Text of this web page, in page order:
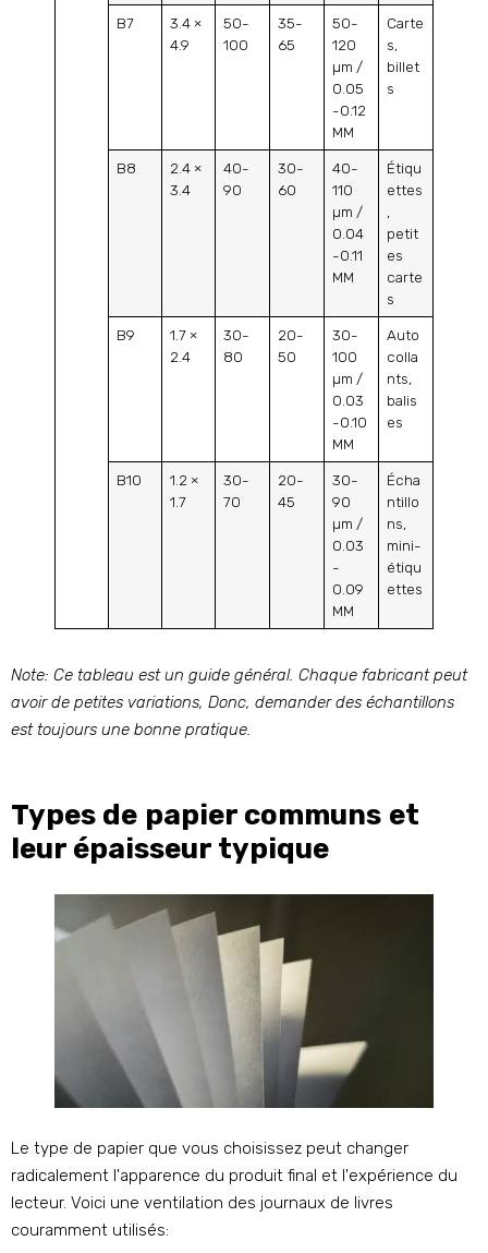
B7
3.4 ×
4.9
50-
100
35-
65
50-
120
µm /
0.05
-0.12
MM
Carte
s,
billet
s
B8
2.4 ×
3.4
40-
90
30-
60
40-
110
µm /
0.04
-0.11
MM
Étiqu
ettes
,
petit
es
carte
s
B9
1.7 ×
2.4
30-
80
20-
50
30-
100
µm /
0.03
-0.10
MM
Auto
colla
nts,
balis
es
B10
1.2 ×
1.7
30-
70
20-
45
30-
90
µm /
0.03
-
0.09
MM
Écha
ntillo
ns,
mini-
étiqu
ettes
Note: Ce tableau est un guide général. Chaque fabricant peut
avoir de petites variations, Donc, demander des échantillons
est toujours une bonne pratique.
Types de papier communs et
leur épaisseur typique
Le type de papier que vous choisissez peut changer
radicalement l'apparence du produit final et l'expérience du
lecteur. Voici une ventilation des journaux de livres
couramment utilisés: